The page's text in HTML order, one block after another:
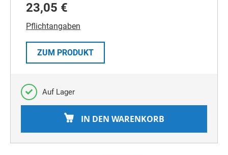
23,05 €
Pflichtangaben
ZUM PRODUKT
Auf Lager
IN DEN WARENKORB